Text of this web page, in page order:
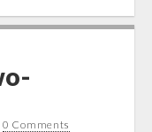
0 Comments